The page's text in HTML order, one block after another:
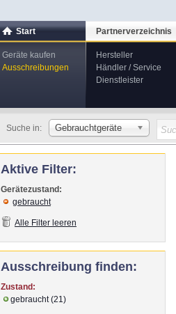
Start
Geräte kaufen
Ausschreibungen
Partnerverzeichnis
Hersteller
Händler / Service
Dienstleister
Suche in: Gebrauchtgeräte
Aktive Filter:
Gerätezustand:
gebraucht
Alle Filter leeren
Ausschreibung finden:
Zustand:
gebraucht (21)